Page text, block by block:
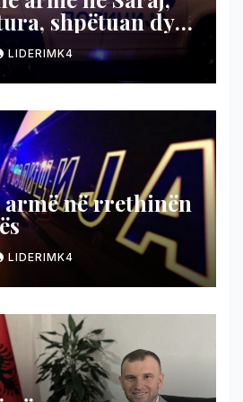
shpëtuan dy
LIDERIMK4
në rrethinën
LIDERIMK4